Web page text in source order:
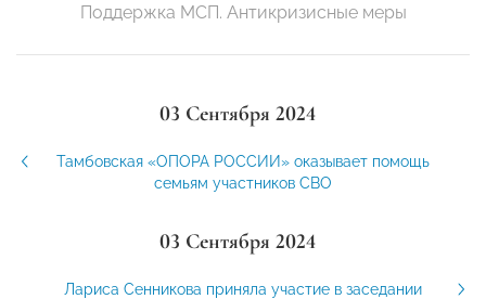
Поддержка МСП. Антикризисные меры
03 Сентября 2024
Тамбовская «ОПОРА РОССИИ» оказывает помощь
семьям участников СВО
03 Сентября 2024
Лариса Сенникова приняла участие в заседании